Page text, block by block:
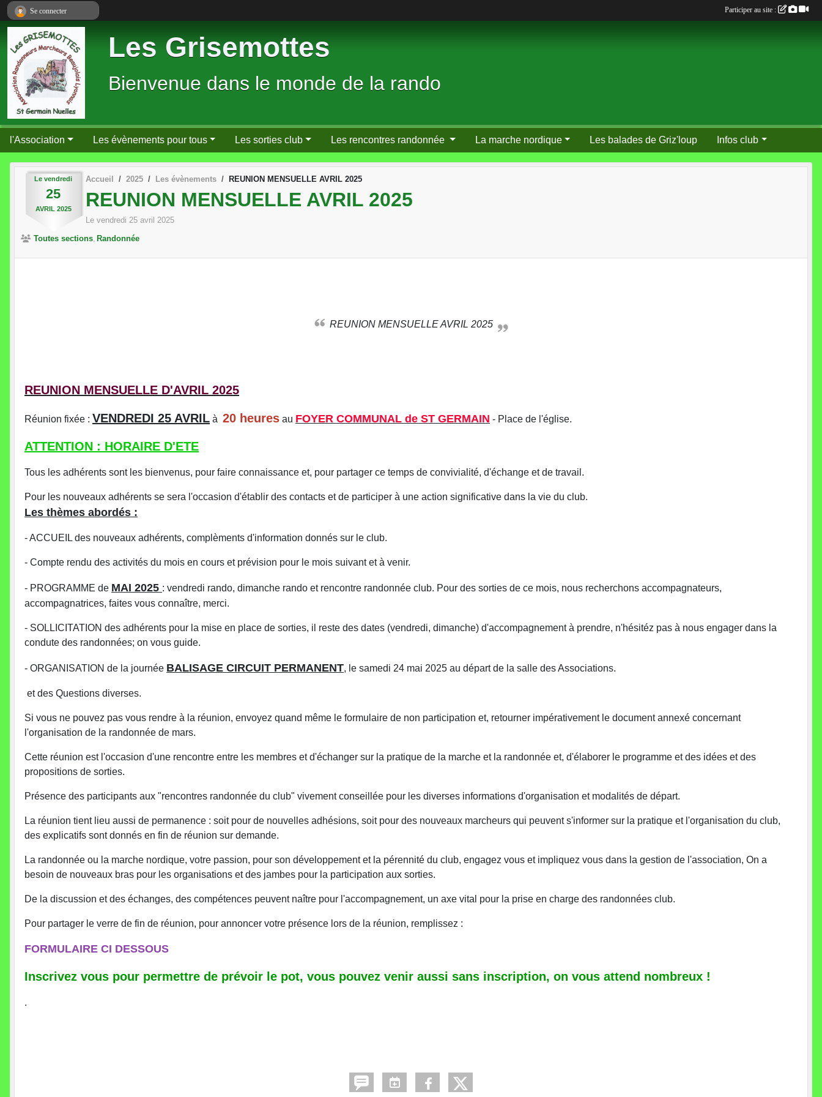
Les Grisemottes
Bienvenue dans le monde de la rando
l'Association Les évènements pour tous Les sorties club Les rencontres randonnée La marche nordique Les balades de Griz'loup Infos club
Le vendredi
25
AVRIL 2025
Accueil 2025 Les évènements REUNION MENSUELLE AVRIL 2025
REUNION MENSUELLE AVRIL 2025
Le vendredi 25 avril 2025
Toutes sections Randonnée
REUNION MENSUELLE AVRIL 2025
REUNION MENSUELLE D'AVRIL 2025
Réunion fixée : VENDREDI 25 AVRIL à 20 heures au FOYER COMMUNAL de ST GERMAIN - Place de l'église.
ATTENTION : HORAIRE D'ETE
Tous les adhérents sont les bienvenus, pour faire connaissance et, pour partager ce temps de convivialité, d'échange et de travail.
Pour les nouveaux adhérents se sera l'occasion d'établir des contacts et de participer à une action significative dans la vie du club.
Les thèmes abordés :
- ACCUEIL des nouveaux adhérents, complèments d'information donnés sur le club.
- Compte rendu des activités du mois en cours et prévision pour le mois suivant et à venir.
- PROGRAMME de MAI 2025 : vendredi rando, dimanche rando et rencontre randonnée club. Pour des sorties de ce mois, nous recherchons accompagnateurs,
accompagnatrices, faites vous connaître, merci.
- SOLLICITATION des adhérents pour la mise en place de sorties, il reste des dates (vendredi, dimanche) d'accompagnement à prendre, n'hésitéz pas à nous engager dans la
condute des randonnées; on vous guide.
- ORGANISATION de la journée BALISAGE CIRCUIT PERMANENT, le samedi 24 mai 2025 au départ de la salle des Associations.
et des Questions diverses.
Si vous ne pouvez pas vous rendre à la réunion, envoyez quand même le formulaire de non participation et, retourner impérativement le document annexé concernant
l'organisation de la randonnée de mars.
Cette réunion est l'occasion d'une rencontre entre les membres et d'échanger sur la pratique de la marche et la randonnée et, d'élaborer le programme et des idées et des
propositions de sorties.
Présence des participants aux "rencontres randonnée du club" vivement conseillée pour les diverses informations d'organisation et modalités de départ.
La réunion tient lieu aussi de permanence : soit pour de nouvelles adhésions, soit pour des nouveaux marcheurs qui peuvent s'informer sur la pratique et l'organisation du club,
des explicatifs sont donnés en fin de réunion sur demande.
La randonnée ou la marche nordique, votre passion, pour son développement et la pérennité du club, engagez vous et impliquez vous dans la gestion de l'association, On a
besoin de nouveaux bras pour les organisations et des jambes pour la participation aux sorties.
De la discussion et des échanges, des compétences peuvent naître pour l'accompagnement, un axe vital pour la prise en charge des randonnées club.
Pour partager le verre de fin de réunion, pour annoncer votre présence lors de la réunion, remplissez :
FORMULAIRE CI DESSOUS
Inscrivez vous pour permettre de prévoir le pot, vous pouvez venir aussi sans inscription, on vous attend nombreux !
.
Se connecter Participer au site :
Panneau de gestion des cookies